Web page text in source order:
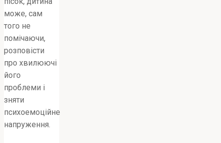
може, сам
того не
помічаючи,
розповісти
про хвилюючі
його
проблеми і
зняти
психоемоційне
напруження.